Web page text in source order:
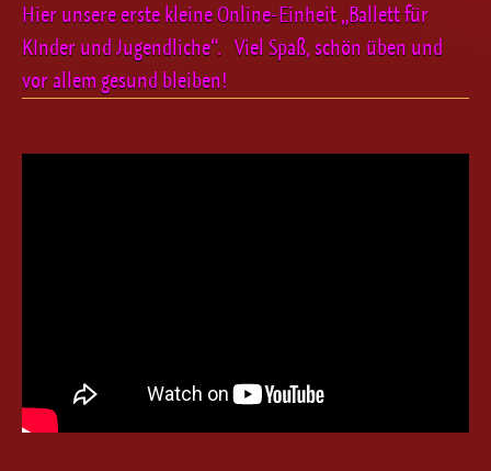
Kreative Früherziehung / Kinderballett
Modern / Jazz / Contemporary
Steptanz
Hier unsere erste kleine Online-Einheit „Ballett für
KInder und Jugendliche“. Viel Spaß, schön üben und
vor allem gesund bleiben!